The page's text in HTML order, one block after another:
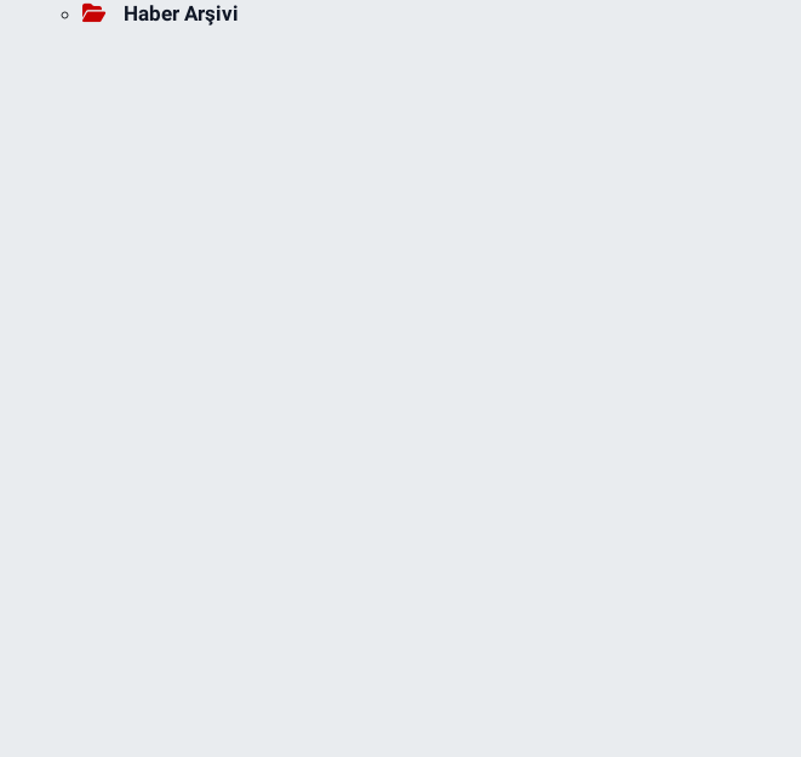
Haber Arşivi